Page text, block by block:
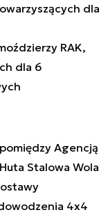
dla
RAK,
dla 6
Agencją
Stalowa Wola
4x4